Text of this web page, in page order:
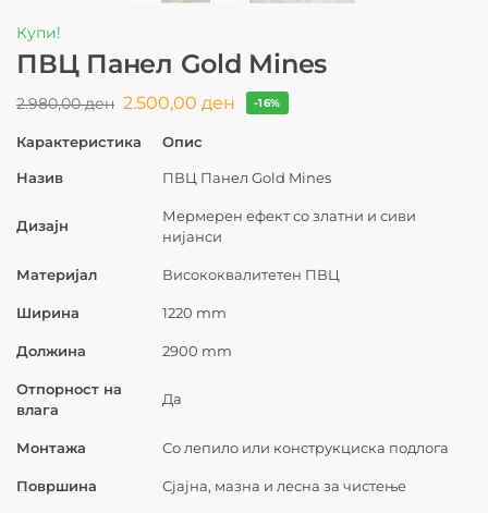
Купи!
ПВЦ Панел Gold Mines
2.980,00ден 2.500,00 ден -16%
Карактеристика Опис
Назив ПВЦ Панел Gold Mines
Дизајн
Мермерен ефект со златни и сиви
нијанси
Материјал Висококвалитетен ПВЦ
Ширина 1220 mm
Должина 2900 mm
Отпорност на
влага
Да
Монтажа Со лепило или конструкциска подлога
Површина Сјајна, мазна и лесна за чистење